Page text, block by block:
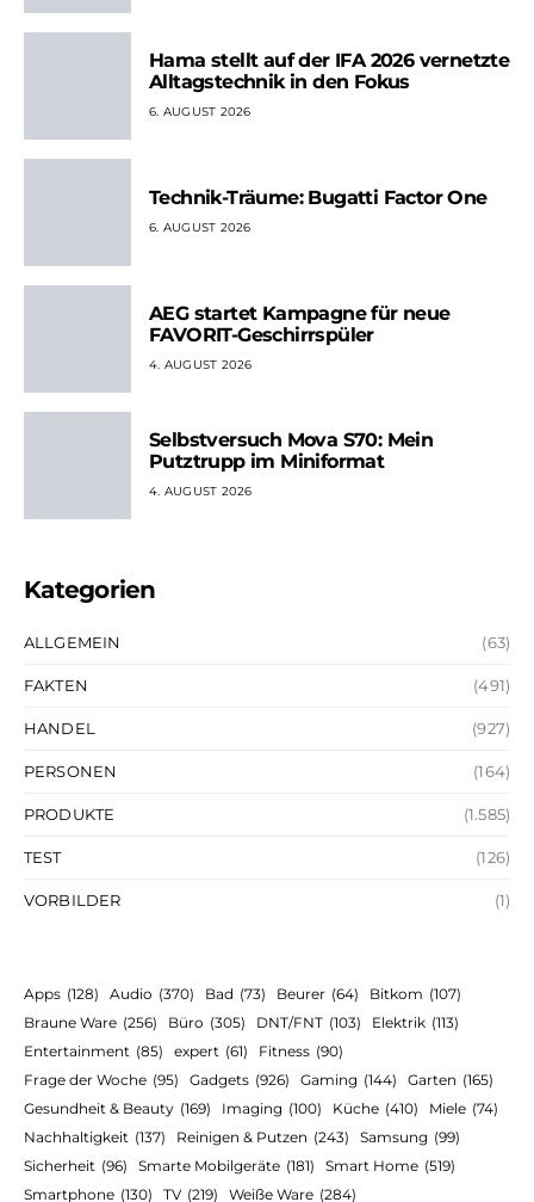
Hama stellt auf der IFA 2026 vernetzte
Alltagstechnik in den Fokus
6. AUGUST 2026
Technik-Träume: Bugatti Factor One
6. AUGUST 2026
AEG startet Kampagne für neue
FAVORIT-Geschirrspüler
4. AUGUST 2026
Selbstversuch Mova S70: Mein
Putztrupp im Miniformat
4. AUGUST 2026
Kategorien
ALLGEMEIN (63)
FAKTEN (491)
HANDEL (927)
PERSONEN (164)
PRODUKTE (1.585)
TEST (126)
VORBILDER (1)
Apps (128) Audio (370) Bad (73) Beurer (64) Bitkom (107)
Braune Ware (256) Büro (305) DNT/FNT (103) Elektrik (113)
Entertainment (85) expert (61) Fitness (90)
Frage der Woche (95) Gadgets (926) Gaming (144) Garten (165)
Gesundheit & Beauty (169) Imaging (100) Küche (410) Miele (74)
Nachhaltigkeit (137) Reinigen & Putzen (243) Samsung (99)
Sicherheit (96) Smarte Mobilgeräte (181) Smart Home (519)
Smartphone (130) TV (219) Weiße Ware (284)